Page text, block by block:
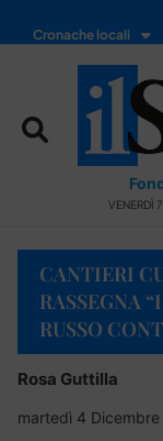
Cronache locali
VENERDÌ
CANTIERI
RASSEGNA
RUSSO
Rosa Guttilla
martedì 4 Dicembre